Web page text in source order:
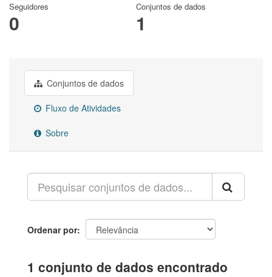
Seguidores
0
Conjuntos de dados
1
Conjuntos de dados
Fluxo de Atividades
Sobre
Ordenar por
1 conjunto de dados encontrado